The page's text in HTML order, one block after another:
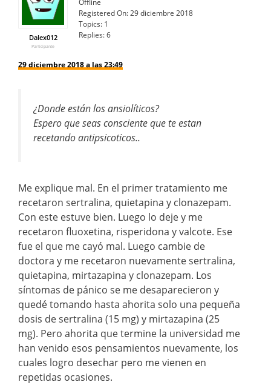
Dalex012
Participante
Registered On:29 diciembre 2018
Topics: 1
Replies:6
29 diciembre 2018 a las 23:49
¿Donde están los ansiolíticos?
Espero que seas consciente que te estan
recetando antipsicoticos..
Me explique mal. En el primer tratamiento me
recetaron sertralina, quietapina y clonazepam.
Con este estuve bien. Luego lo deje y me
recetaron fluoxetina, risperidona y valcote. Ese
fue el que me cayó mal. Luego cambie de
doctora y me recetaron nuevamente sertralina,
quietapina, mirtazapina y clonazepam. Los
síntomas de pánico se me desaparecieron y
quedé tomando hasta ahorita solo una pequeña
dosis de sertralina (15 mg) y mirtazapina (25
mg). Pero ahorita que termine la universidad me
han venido esos pensamientos nuevamente, los
cuales logro desechar pero me vienen en
repetidas ocasiones.